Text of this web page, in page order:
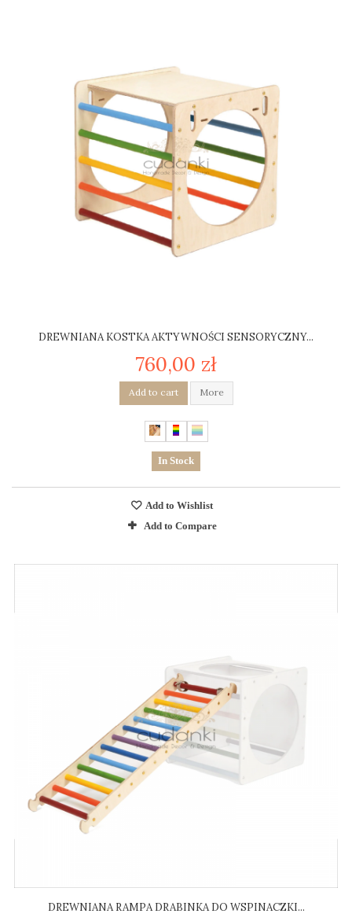
DREWNIANA KOSTKA AKTYWNOŚCI SENSORYCZNY...
760,00 zł
Add to cart More
In Stock
Add to Wishlist
Add to Compare
DREWNIANA RAMPA DRABINKA DO WSPINACZKI...